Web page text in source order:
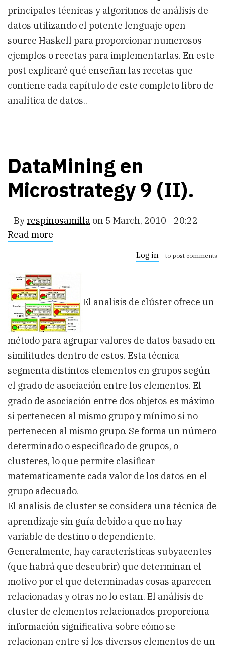
principales técnicas y algoritmos de análisis de
datos utilizando el potente lenguaje open
source Haskell para proporcionar numerosos
ejemplos o recetas para implementarlas. En este
post explicaré qué enseñan las recetas que
contiene cada capítulo de este completo libro de
analítica de datos..
DataMining en
Microstrategy 9 (II).
Byrespinosamilla on 5 March, 2010 - 20:22
Read more
Log in to post comments
El analisis de clúster ofrece un
método para agrupar valores de datos basado en
similitudes dentro de estos. Esta técnica
segmenta distintos elementos en grupos según
el grado de asociación entre los elementos. El
grado de asociación entre dos objetos es máximo
si pertenecen al mismo grupo y mínimo si no
pertenecen al mismo grupo. Se forma un número
determinado o especificado de grupos, o
clusteres, lo que permite clasificar
matematicamente cada valor de los datos en el
grupo adecuado.
El analisis de cluster se considera una técnica de
aprendizaje sin guía debido a que no hay
variable de destino o dependiente.
Generalmente, hay características subyacentes
(que habrá que descubrir) que determinan el
motivo por el que determinadas cosas aparecen
relacionadas y otras no lo estan. El análisis de
cluster de elementos relacionados proporciona
información significativa sobre cómo se
relacionan entre sí los diversos elementos de un